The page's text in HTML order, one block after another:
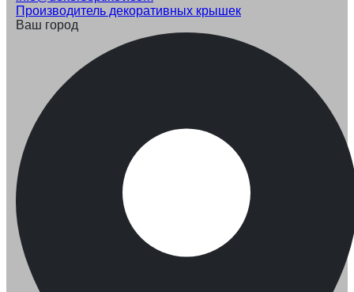
Производитель декоративных крышек
Ваш город